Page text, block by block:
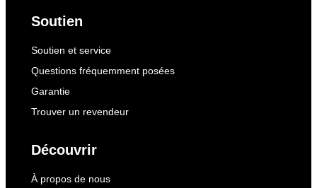
Soutien
Soutien et service
Questions fréquemment posées
Garantie
Trouver un revendeur
Découvrir
À propos de nous